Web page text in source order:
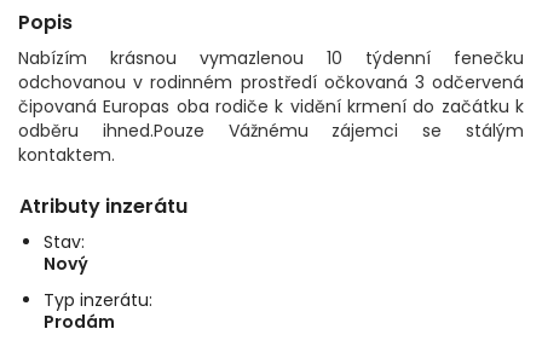
Popis
Nabízím krásnou vymazlenou 10 týdenní fenečku
odchovanou v rodinném prostředí očkovaná 3 odčervená
čipovaná Europas oba rodiče k vidění krmení do začátku k
odběru ihned.Pouze Vážnému zájemci se stálým
kontaktem.
Atributy inzerátu
Stav:
Nový
Typ inzerátu:
Prodám